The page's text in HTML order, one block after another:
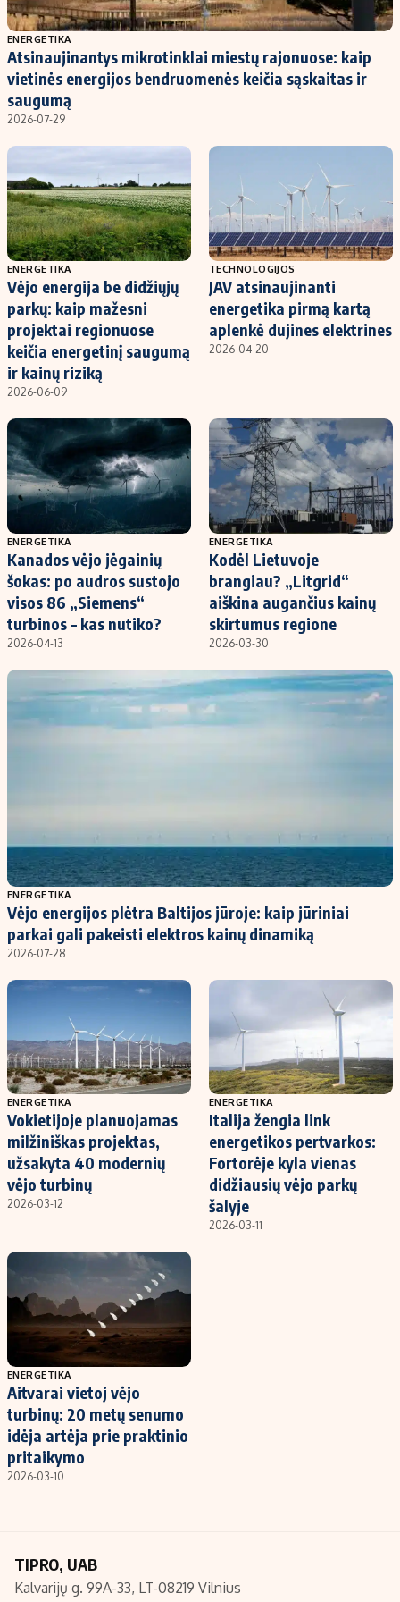
Populiarios temos
Investavimas
Akcijų rinka
Saulės elektrinės
Kriptovaliutos
Infliacija
Migracija
Titulinis
Nedarbo išmokos skaičiuoklė
Būsto finansai
Įdomios naujienos
Redakcija
Apie mus
Redakcijos politika
Privatumo politika
Turinio žymėjimo taisyklės
Regionų naujienos
Indėlių palūkanos
ENERGETIKA
Atsinaujinantys mikrotinklai miestų rajonuose: kaip
vietinės energijos bendruomenės keičia sąskaitas ir
saugumą
2026-07-29
ENERGETIKA
Vėjo energija be didžiųjų
parkų: kaip mažesni
projektai regionuose
keičia energetinį saugumą
ir kainų riziką
2026-06-09
TECHNOLOGIJOS
JAV atsinaujinanti
energetika pirmą kartą
aplenkė dujines elektrines
2026-04-20
ENERGETIKA
Kanados vėjo jėgainių
šokas: po audros sustojo
visos 86 „Siemens“
turbinos – kas nutiko?
2026-04-13
ENERGETIKA
Kodėl Lietuvoje
brangiau? „Litgrid“
aiškina augančius kainų
skirtumus regione
2026-03-30
ENERGETIKA
Vėjo energijos plėtra Baltijos jūroje: kaip jūriniai
parkai gali pakeisti elektros kainų dinamiką
2026-07-28
ENERGETIKA
Vokietijoje planuojamas
milžiniškas projektas,
užsakyta 40 modernių
vėjo turbinų
2026-03-12
ENERGETIKA
Italija žengia link
energetikos pertvarkos:
Fortorėje kyla vienas
didžiausių vėjo parkų
šalyje
2026-03-11
ENERGETIKA
Aitvarai vietoj vėjo
turbinų: 20 metų senumo
idėja artėja prie praktinio
pritaikymo
2026-03-10
TIPRO, UAB
Kalvarijų g. 99A-33, LT-08219 Vilnius